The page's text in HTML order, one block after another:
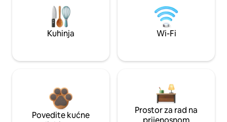
Kuhinja Wi-Fi
Povedite kućne
Prostor za rad na